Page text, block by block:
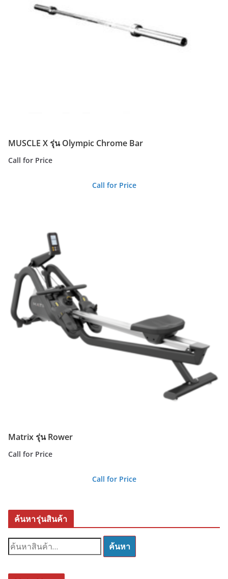
MUSCLE X รุ่น Olympic Chrome Bar
Call for Price
Call for Price
Matrix รุ่น Rower
Call for Price
Call for Price
ค้นหารุ่นสินค้า
ค้
น
ค้นหา